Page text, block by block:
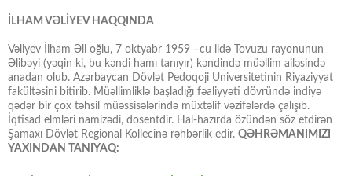
İLHAM VƏLİYEV HAQQINDA
Vəliyev İlham Əli oğlu, 7 oktyabr 1959 –cu ildə Tovuzu rayonunun
Əlibəyi (yəqin ki, bu kəndi hamı tanıyır) kəndində müəllim ailəsində
anadan olub. Azərbaycan Dövlət Pedoqoji Universitetinin Riyaziyyat
fakültəsini bitirib. Müəllimliklə başladığı fəaliyyəti dövründə indiyə
qədər bir çox təhsil müəssisələrində müxtəlif vəzifələrdə çalışıb.
İqtisad elmləri namizədi, dosentdir. Hal-hazırda özündən söz etdirən
Şamaxı Dövlət Regional Kollecinə rəhbərlik edir. QƏHRƏMANIMIZI
YAXINDAN TANIYAQ: